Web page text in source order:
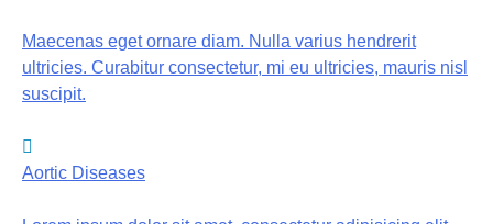
Maecenas eget ornare diam. Nulla varius hendrerit
ultricies. Curabitur consectetur, mi eu ultricies, mauris nisl
suscipit.
Aortic Diseases